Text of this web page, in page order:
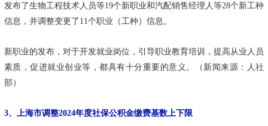
发布了生物工程技术人员等19个新职业和汽配销售经理人等28个新工种
信息，并调整变更了11个职业（工种）信息。
新职业的发布，对于开发就业岗位，引导职业教育培训，提高从业人员
素质，促进就业创业等，都具有十分重要的意义。（新闻来源：人社
部）
3、上海市调整2024年度社保公积金缴费基数上下限